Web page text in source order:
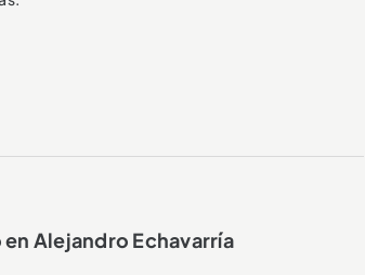
Alejandro Echavarría